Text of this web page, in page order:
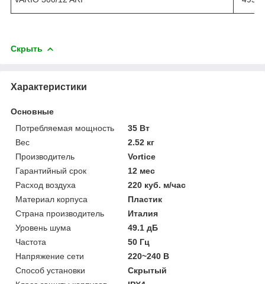
Скрыть
Характеристики
Основные
Потребляемая мощность
35 Вт
Вес
2.52 кг
Производитель
Vortice
Гарантийный срок
12 мес
Расход воздуха
220 куб. м/час
Материал корпуса
Пластик
Страна производитель
Италия
Уровень шума
49.1 дБ
Частота
50 Гц
Напряжение сети
220~240 В
Способ установки
Скрытый